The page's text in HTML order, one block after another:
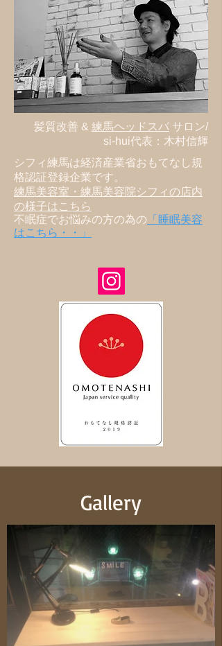
髪質改善 & 練馬ヘッドスパ サロン/
si-hui代表 ：木村信輝
​シフィ練馬は経済産業省おもてなし規
格認証登録企業です。
練馬美容室・練馬美容院シフィの店内
の様子はこちら
​不眠症でお悩みの方の為の 「睡眠美容
はこちら・・」
Gallery